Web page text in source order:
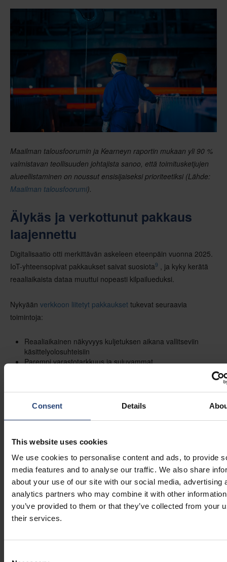
Consent Details
This website uses cookies
We use cookies to personalise content and ads, to provide
media features and to analyse our traffic. We also share
about your use of our site with our social media, advertising
analytics partners who may combine it with other
you’ve provided to them or that they’ve collected from your
their services.
Maailman talousfoorumin ja Kearneyn raportin mukaan yli 90 %
valmistavan teollisuuden johtajista sanoo, että toimitusketjujen
alueellistaminen on noussut ensisijaiseksi prioriteetiksi (Lähde:
Maailman talousfoorumi).
Älykäs ja verkottunut pakkaus
laajennettu
Digitalisaatio otti merkittävän askeleen eteenpäin vuonna 2025.
IoT-yhteensopivat pakkaukset saivat suosiota9 , ja kyky kerätä
reaaliaikaista dataa muuttui nopeasti kilpailueduksi.
Nykyään verkkoon liitetyt pakkaukset tukevat seuraavia
toimintoja:
Reaaliaikainen näkyvyys kuljetuksen aikana vallitseviin
käsittelyolosuhteisiin
Parempi varastotarkkuus ja sujuvammat,
arvokkaita laitteita10
Yhä useammat yritykset integroivat sensoreita ja pilvipohjaisia
seurantatyökaluja logistiikkaan, joten älykkäät pakkaukset ovat
Uuden aikakauden alku?
Vuonna 2025 tapahtuvat muutokset merkitsevät selkeää
siirtymää. Toimitusketjut rakennetaan uudelleen kestäviksi,
joustaviksi ja ketteriksi, ei pelkästään tehokkaiksi. Strategisen
pakkaamisen, alueellistumisen ja digitalisoitumisen kiihtyessä